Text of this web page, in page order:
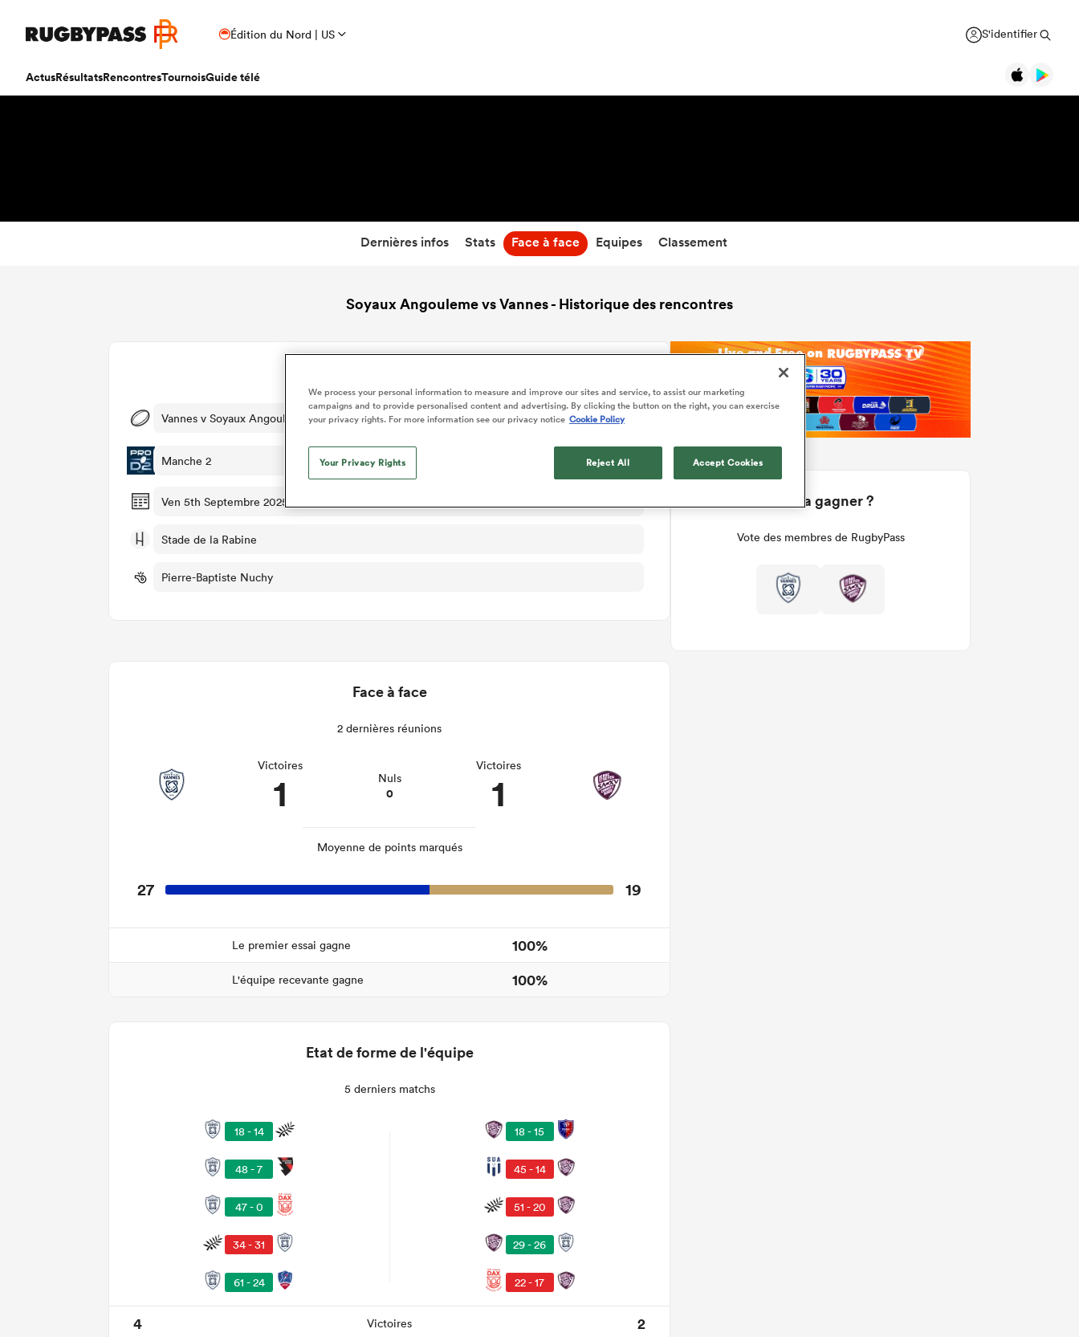
Édition du Nord | US S'identifier
ActusRésultatsRencontresTournoisGuide télé
Dernières infos Stats Face à face Equipes Classement
Soyaux Angouleme vs Vannes - Historique des rencontres
Qui va gagner ?
Vote des membres de RugbyPass
Vannes v Soyaux Angouleme
Manche 2
Ven 5th Septembre 2025, 12:00pm PDT
Stade de la Rabine
Pierre-Baptiste Nuchy
Face à face
2 dernières réunions
Victoires
1 Nuls
0
Victoires
1
Moyenne de points marqués
27 19
Le premier essai gagne 100%
L'équipe recevante gagne 100%
Etat de forme de l'équipe
5 derniers matchs
18 - 14
48 - 7
47 - 0
34 - 31
61 - 24
18 - 15
45 - 14
51 - 20
29 - 26
22 - 17
4 Victoires 2
We process your personal information to measure and improve our sites and service, to assist our marketing
campaigns and to provide personalised content and advertising. By clicking the button on the right, you can exercise
your privacy rights. For more information see our privacy notice Cookie Policy
Your Privacy Rights Reject All Accept Cookies